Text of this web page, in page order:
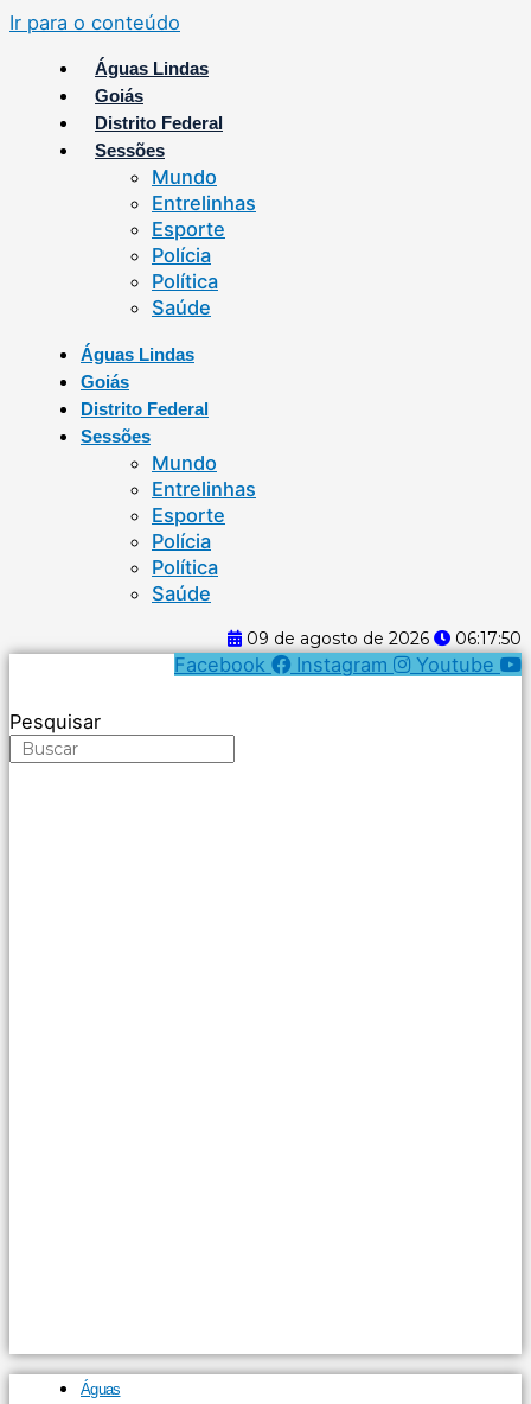
Ir para o conteúdo
Águas Lindas
Goiás
Distrito Federal
Sessões
Mundo
Entrelinhas
Esporte
Polícia
Política
Saúde
Águas Lindas
Goiás
Distrito Federal
Sessões
Mundo
Entrelinhas
Esporte
Polícia
Política
Saúde
09 de agosto de 2026 06:17:50
Facebook Instagram Youtube
Pesquisar
Águas